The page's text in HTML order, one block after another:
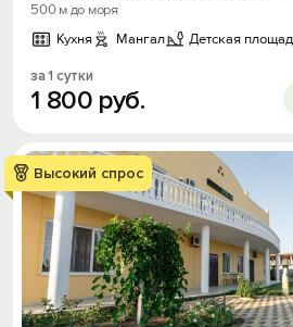
500 м до моря
Кухня
Мангал Детская
за 1 сутки
1 800 руб.
Высокий спрос